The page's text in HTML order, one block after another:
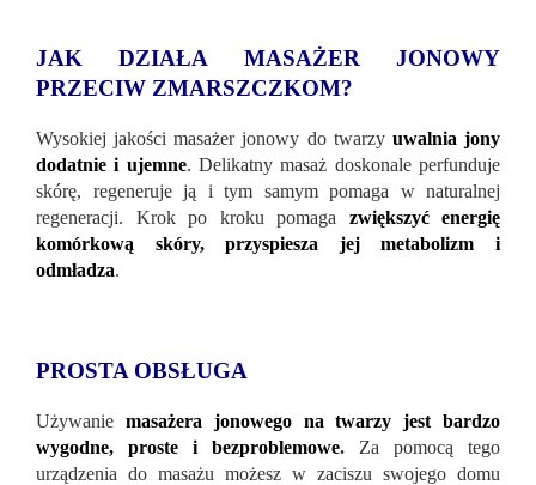
JAK DZIAŁA MASAŻER JONOWY
PRZECIW ZMARSZCZKOM?
Wysokiej jakości masażer jonowy do twarzy uwalnia jony
dodatnie i ujemne. Delikatny masaż doskonale perfunduje
skórę, regeneruje ją i tym samym pomaga w naturalnej
regeneracji. Krok po kroku pomaga zwiększyć energię
komórkową skóry, przyspiesza jej metabolizm i
odmładza.
PROSTA OBSŁUGA
Używanie masażera jonowego na twarzy jest bardzo
wygodne, proste i bezproblemowe. Za pomocą tego
urządzenia do masażu możesz w zaciszu swojego domu